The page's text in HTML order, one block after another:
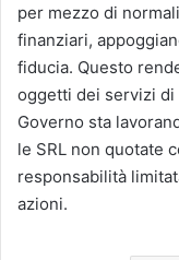
per mezzo di
finanziari,
fiducia. Questo
oggetti dei servizi di
Governo sta
le SRL non quotate
responsabilità
azioni.